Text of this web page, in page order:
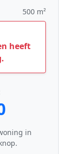
500 m²
heeft
in